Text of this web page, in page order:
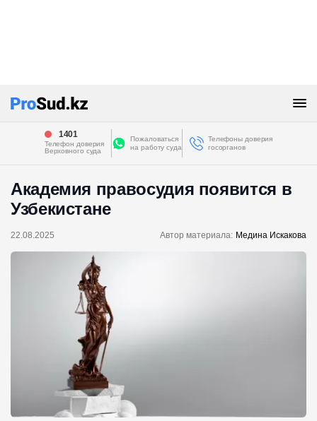
1401
Телефон доверия
Верховного суда
Пожаловаться
на работу суда
Телефоны доверия
госорганов
Академия правосудия появится в
Узбекистане
22.08.2025 Автор материала: Медина Искакова